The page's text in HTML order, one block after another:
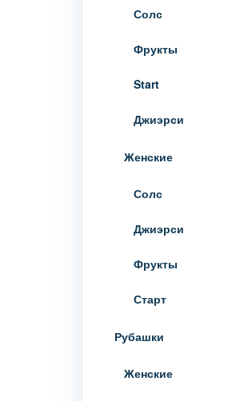
Солс
Фрукты
Start
Джиэрси
Женские
Солс
Джиэрси
Фрукты
Старт
Рубашки
Женские